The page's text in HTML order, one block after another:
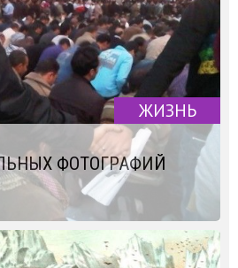
ЖИЗНЬ
ФОТОГРАФИЙ